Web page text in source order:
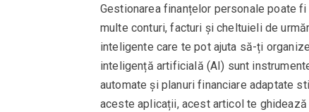
Gestionarea finanțelor personale poate
multe conturi, facturi și cheltuieli de
inteligente care te pot ajuta să-ți
inteligență artificială (AI) sunt
automate și planuri financiare adaptate
aceste aplicații, acest articol te ghidează